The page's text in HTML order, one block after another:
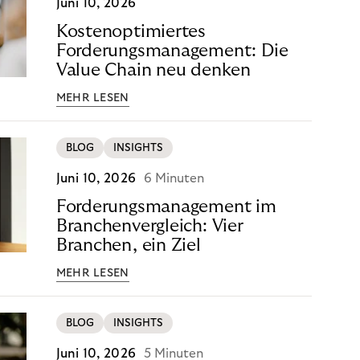
Juni 10, 2026
Kostenoptimiertes
Forderungsmanagement: Die
Value Chain neu denken
MEHR LESEN
BLOG INSIGHTS
Juni 10, 2026 6 Minuten
Forderungsmanagement im
Branchenvergleich: Vier
Branchen, ein Ziel
MEHR LESEN
BLOG INSIGHTS
Juni 10, 2026 5 Minuten